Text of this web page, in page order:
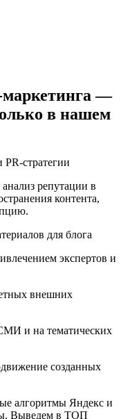
—
в нашем
PR-стратегии
репутации в
контента,
для блога
экспертов и
внешних
и на тематических
созданных
алгоритмы Яндекс и
Выведем в ТОП